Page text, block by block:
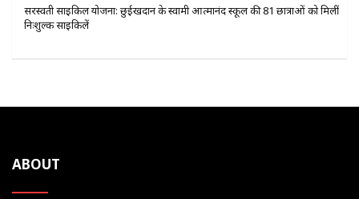
सरस्वती साइकिल योजना: छुईखदान के स्वामी आत्मानंद स्कूल की 81 छात्राओं को मिलीं
निःशुल्क साइकिलें
ABOUT